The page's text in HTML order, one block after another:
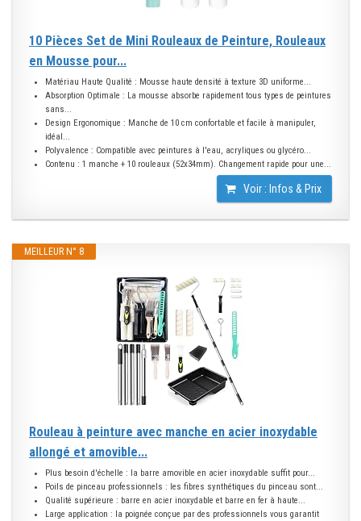
10 Pièces Set de Mini Rouleaux de Peinture, Rouleaux
en Mousse pour...
Matériau Haute Qualité : Mousse haute densité à texture 3D uniforme...
Absorption Optimale : La mousse absorbe rapidement tous types de peintures
sans...
Design Ergonomique : Manche de 10 cm confortable et facile à manipuler,
idéal...
Polyvalence : Compatible avec peintures à l'eau, acryliques ou glycéro...
Contenu : 1 manche + 10 rouleaux (52x34mm). Changement rapide pour une...
Voir : Infos & Prix
MEILLEUR N° 8
Rouleau à peinture avec manche en acier inoxydable
allongé et amovible...
Plus besoin d'échelle : la barre amovible en acier inoxydable suffit pour...
Poils de pinceau professionnels : les fibres synthétiques du pinceau sont...
Qualité supérieure : barre en acier inoxydable et barre en fer à haute...
Large application : la poignée conçue par des professionnels vous garantit